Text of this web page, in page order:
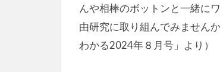
んや相棒のボットンと一緒に
由研究に取り組んでみません
わかる2024年８月号」より）